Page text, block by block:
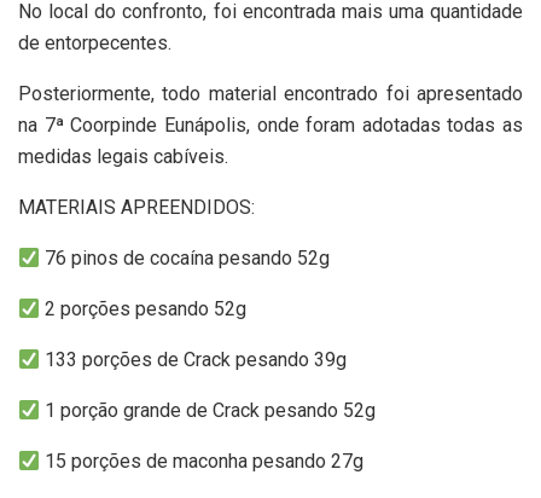
No local do confronto, foi encontrada mais uma quantidade
de entorpecentes.
Posteriormente, todo material encontrado foi apresentado
na 7ª Coorpinde Eunápolis, onde foram adotadas todas as
medidas legais cabíveis.
MATERIAIS APREENDIDOS:
76 pinos de cocaína pesando 52g
2 porções pesando 52g
133 porções de Crack pesando 39g
1 porção grande de Crack pesando 52g
15 porções de maconha pesando 27g